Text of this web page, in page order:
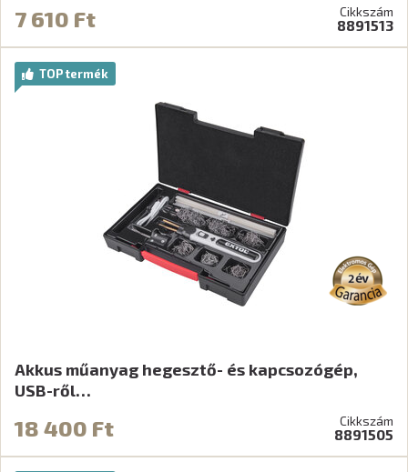
7 610 Ft Cikkszám
8891513
TOP termék
Akkus műanyag hegesztő- és kapcsozógép,
USB-ről…
18 400 Ft Cikkszám
8891505